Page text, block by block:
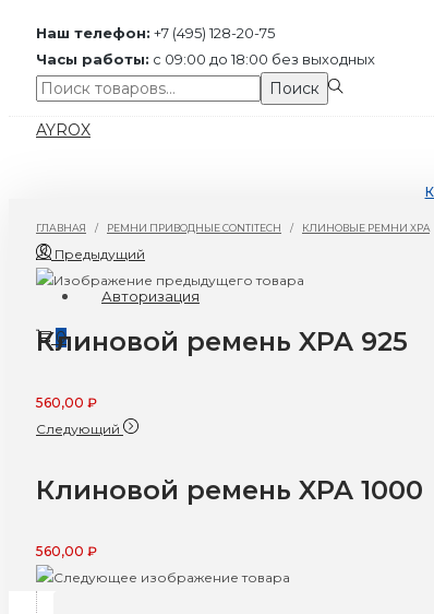
Наш телефон: +7 (495) 128-20-75
Часы работы: с 09:00 до 18:00 без выходных
Поиск:>
Поиск
Перейти
Перейти
AYROX
Авторизация
0
ГЛАВНАЯ / РЕМНИ ПРИВОДНЫЕ CONTITECH / КЛИНОВЫЕ РЕМНИ XPA
Предыдущий
Клиновой ремень XPA 925
560,00 ₽
Следующий
Клиновой ремень XPA 1000
560,00 ₽